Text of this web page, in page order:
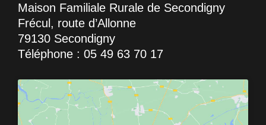
Maison Familiale Rurale de Secondigny
Frécul, route d’Allonne
79130 Secondigny
Téléphone : 05 49 63 70 17